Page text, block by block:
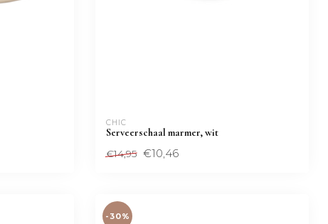
CHIC
Serveerschaal marmer, wit
€14,95 €10,46
-30%